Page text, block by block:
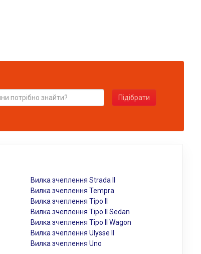
Підібрати
Вилка зчеплення Strada II
Вилка зчеплення Tempra
Вилка зчеплення Tipo II
Вилка зчеплення Tipo II Sedan
Вилка зчеплення Tipo II Wagon
Вилка зчеплення Ulysse II
Вилка зчеплення Uno